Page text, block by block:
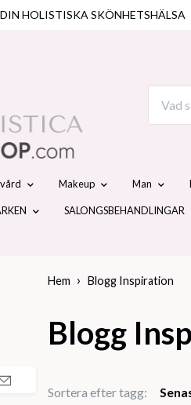
HOLISTISKA SKÖNHETSHÄLSA
Makeup Man
SALONGSBEHANDLINGAR
Hem Blogg Inspiration
Blogg
Sortera efter tagg: